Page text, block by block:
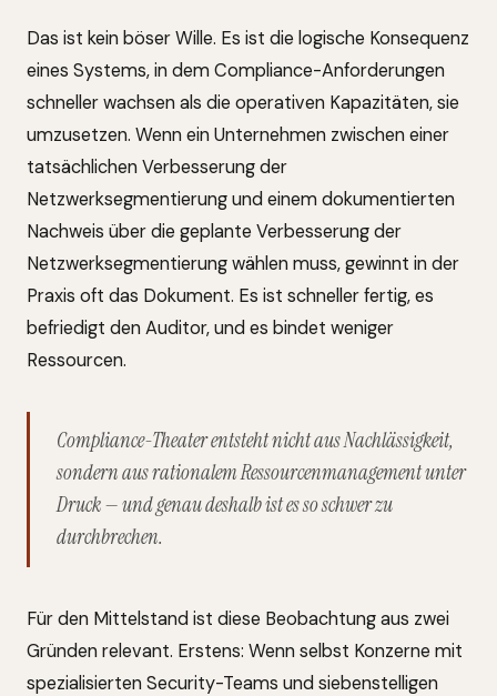
Das ist kein böser Wille. Es ist die logische Konsequenz
eines Systems, in dem Compliance-Anforderungen
schneller wachsen als die operativen Kapazitäten, sie
umzusetzen. Wenn ein Unternehmen zwischen einer
tatsächlichen Verbesserung der
Netzwerksegmentierung und einem dokumentierten
Nachweis über die geplante Verbesserung der
Netzwerksegmentierung wählen muss, gewinnt in der
Praxis oft das Dokument. Es ist schneller fertig, es
befriedigt den Auditor, und es bindet weniger
Ressourcen.
Compliance-Theater entsteht nicht aus Nachlässigkeit,
sondern aus rationalem Ressourcenmanagement unter
Druck — und genau deshalb ist es so schwer zu
durchbrechen.
Für den Mittelstand ist diese Beobachtung aus zwei
Gründen relevant. Erstens: Wenn selbst Konzerne mit
spezialisierten Security-Teams und siebenstelligen